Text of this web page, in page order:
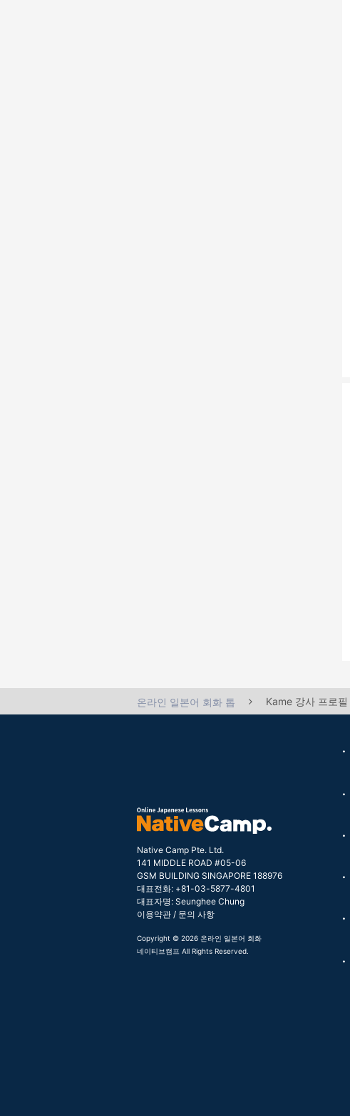
온라인 일본어 회화 톱 Kame 강사 프로필
Native Camp Pte. Ltd.
141 MIDDLE ROAD #05-06
GSM BUILDING SINGAPORE 188976
대표전화: +81-03-5877-4801
대표자명: Seunghee Chung
이용약관 / 문의 사항
Copyright © 2026 온라인 일본어 회화
네이티브캠프 All Rights Reserved.